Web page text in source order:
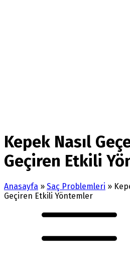
Kepek Nasıl
Geçiren Etkili
Anasayfa » Saç Problemleri »
Geçiren Etkili Yöntemler